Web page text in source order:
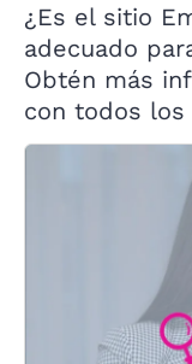
¿Es el sitio
adecuado
Obtén más
con todos